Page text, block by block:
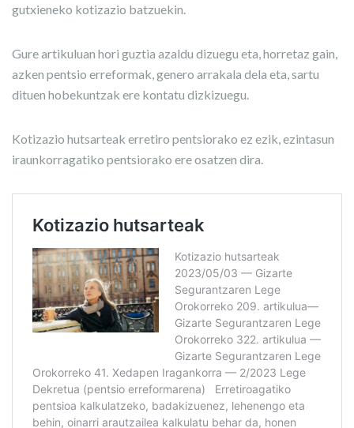
gutxieneko kotizazio batzuekin.
Gure artikuluan hori guztia azaldu dizuegu eta, horretaz gain,
azken pentsio erreformak, genero arrakala dela eta, sartu
dituen hobekuntzak ere kontatu dizkizuegu.
Kotizazio hutsarteak erretiro pentsiorako ez ezik, ezintasun
iraunkorragatiko pentsiorako ere osatzen dira.